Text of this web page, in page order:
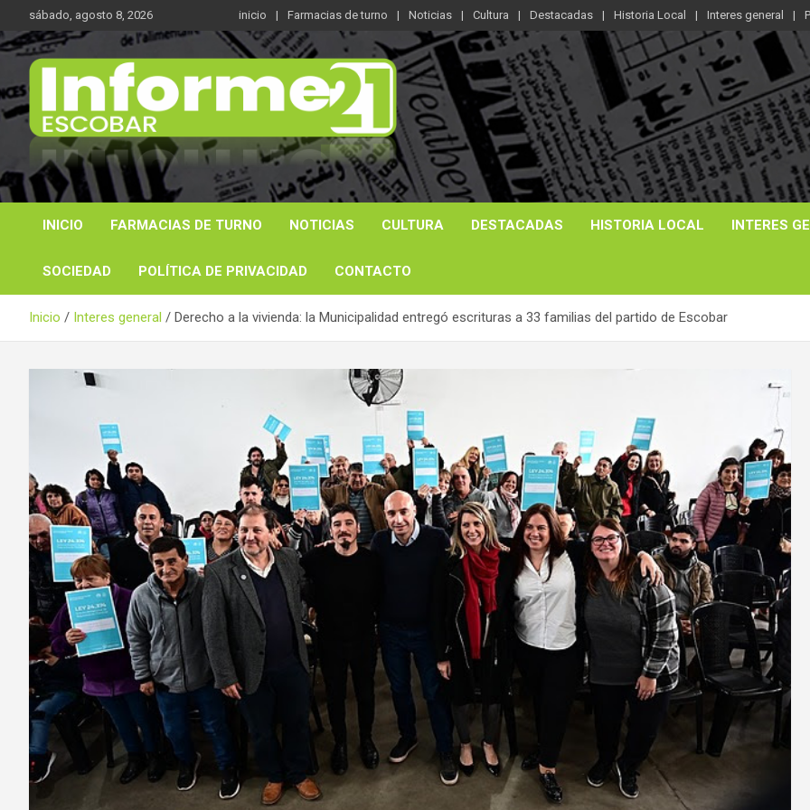
al
contenido
sábado, agosto 8, 2026 inicio Farmacias de turno Noticias Cultura Destacadas Historia Local Interes general
Informe 21
Noticas reales
INICIO FARMACIAS DE TURNO NOTICIAS CULTURA DESTACADAS HISTORIA LOCAL INTERES
SOCIEDAD POLÍTICA DE PRIVACIDAD CONTACTO
Inicio Interes general Derecho a la vivienda: la Municipalidad entregó escrituras a 33 familias del partido de Escobar